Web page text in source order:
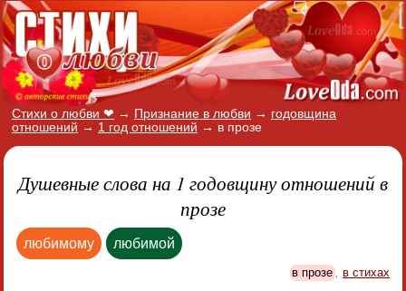
Стихи о любви ❤ → Признание в любви → годовщина
отношений → 1 год отношений → в прозе
Душевные слова на 1 годовщину отношений в
прозе
любимому любимой
в прозе , в стихах